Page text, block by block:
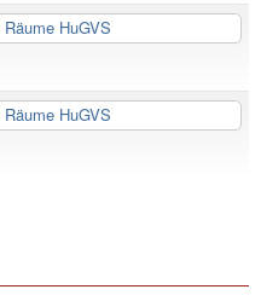
Räume HuGVS
Räume HuGVS